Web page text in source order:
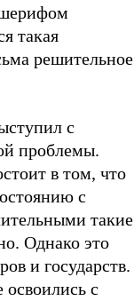
такая
решительное
с
проблемы.
в том, что
с
такие
Однако это
и государств.
с